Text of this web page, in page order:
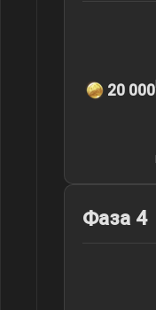
20 000
Фаза 4